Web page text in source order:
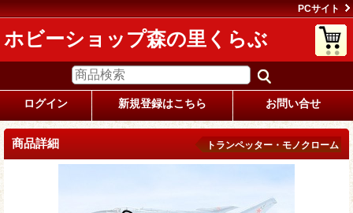
PCサイト
ホビーショップ森の里くらぶ
ログイン 新規登録はこちら お問い合せ
商品詳細 トランペッター・モノクローム